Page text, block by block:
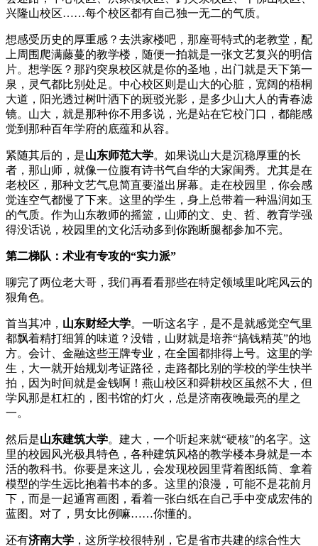
兴隆山校区……每个校区都有自己独一无二的气质。
想感受历史的厚重感？去洪家楼吧，那座哥特式的老教堂，配
上周围爬满藤蔓的教学楼，随便一拍就是一张文艺复兴的明信
片。想学医？那趵突泉校区就是你的圣地，出门就是天下第一
泉，灵气都比别处足。中心校区则是山大的心脏，宽阔的梧桐
大道，阳光透过树叶洒下的斑驳光影，是多少山大人的青春滤
镜。山大，就是那种你不用多说，光是站在它校门口，都能感
觉到那种百年学府的底蕴和从容。
紧随其后的，是山东师范大学。如果说山大是沉稳厚重的长
者，那山师，就像一位腹有诗书气自华的大家闺秀。尤其是在
老校区，那种文艺气息简直要溢出屏幕。走在校园里，你会感
觉连空气都慢了下来。这里的学生，身上总带着一种温润如玉
的气质。作为山东教师的摇篮，山师的文、史、哲、教育学强
得没话说，校园里的文化活动多到你跑断腿都参加不完。
第二梯队：术业有专攻的“实力派”
聊完了两位老大哥，我们再看看那些在特定领域里叱咤风云的
狠角色。
首当其冲， 山东财经大学。一听这名字，是不是就感觉空气里
都飘着精打细算的味道？没错，山财就是培养“搞钱精英”的地
方。会计、金融这些王牌专业，在全国都排得上号。这里的学
生，大一就开始规划考证路径，走路都比别的学校的学生快半
拍，因为时间就是金钱啊！燕山校区和舜耕校区虽然不大，但
学风那是杠杠的，图书馆的灯火，总是济南夜晚最亮的星之
一。
然后是山东建筑大学。建大，一个听起来就“硬核”的名字。这
里的校园风光极具特色，各种建筑风格的教学楼本身就是一本
活的教科书。你要是来这儿，会发现校园里背着图纸筒、拿着
模型的学生远比抱着书本的多。这里的浪漫，可能不是花前月
下，而是一起通宵画图，看着一张白纸在自己手中变成宏伟的
蓝图。对了，男女比例嘛……你懂的。
还有济南大学 ，这所学校很特别，它是省市共建的综合性大